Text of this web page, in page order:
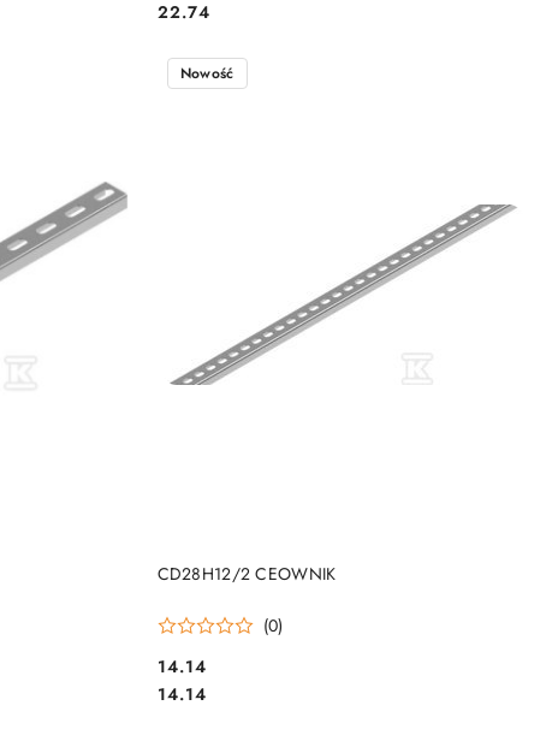
Cena:
Cena:
22.74
CD28H12/2 CEOWNIK
(0)
Cena:
14.14
Cena:
14.14
Nowość
DO KOSZYKA